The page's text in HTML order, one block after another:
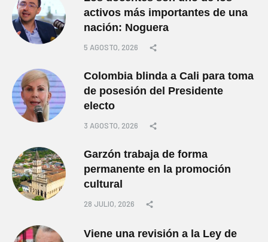
activos más importantes de una
nación: Noguera
5 AGOSTO, 2026
Colombia blinda a Cali para toma
de posesión del Presidente
electo
3 AGOSTO, 2026
Garzón trabaja de forma
permanente en la promoción
cultural
28 JULIO, 2026
Viene una revisión a la Ley de